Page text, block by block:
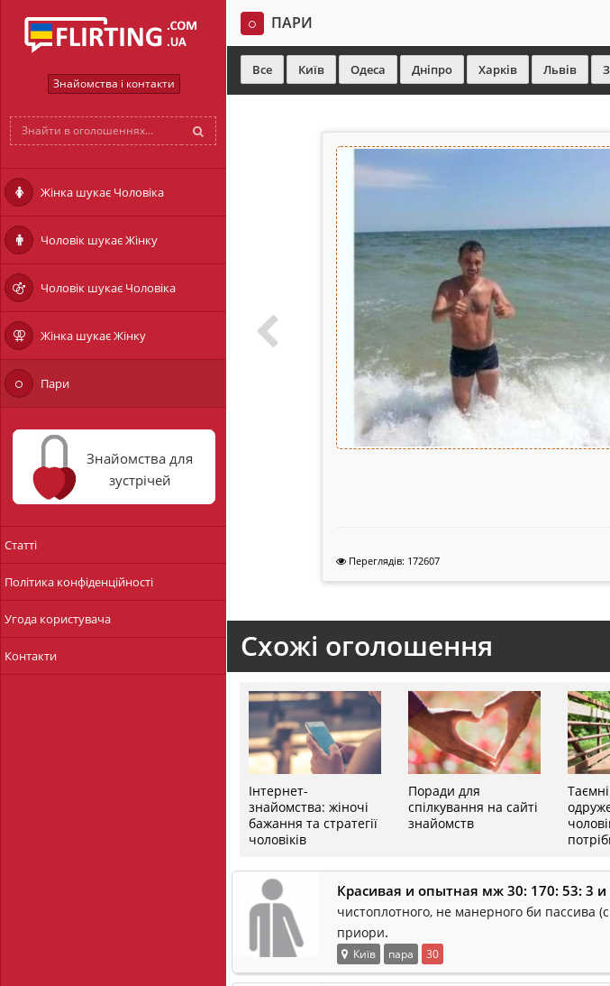
Знайомства і контакти
Жінка шукає Чоловіка
Чоловік шукає Жінку
Чоловік шукає Чоловіка
Жінка шукає Жінку
Пари
Знайомства для
зустрічей
Статті
Політика конфіденційності
Угода користувача
Контакти
ПАРИ
Все Київ Одеса Дніпро Харків Львів
Переглядів: 172607
Схожі оголошення
Інтернет-
знайомства: жіночі
бажання та стратегії
чоловіків
Поради для
спілкування на сайті
знайомств
Красивая и опытная мж 30: 170: 53: 3 и
чистоплотного, не манерного би пассива
приори.
Київ пара 30